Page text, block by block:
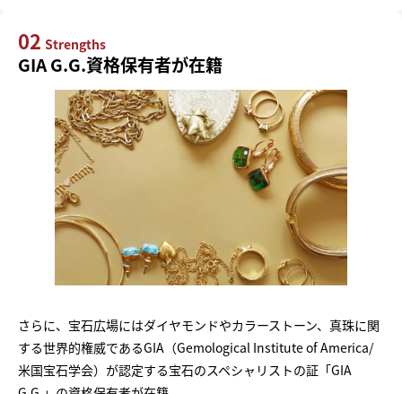
02 Strengths
GIA G.G.資格保有者が在籍
さらに、宝石広場にはダイヤモンドやカラーストーン、真珠に関
する世界的権威であるGIA（Gemological Institute of America/
米国宝石学会）が認定する宝石のスペシャリストの証「GIA